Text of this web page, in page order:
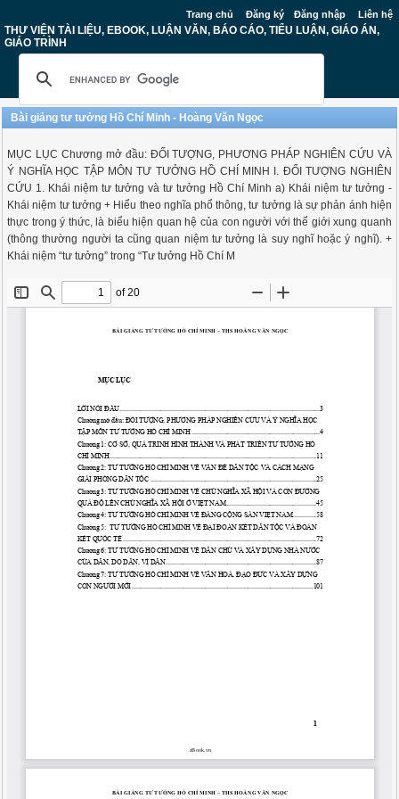
Trang chủ Đăng ký Đăng nhập Liên hệ
THƯ VIỆN TÀI LIỆU, EBOOK, LUẬN VĂN, BÁO CÁO, TIỂU LUẬN, GIÁO ÁN,
GIÁO TRÌNH
Bài giảng tư tưởng Hồ Chí Minh - Hoàng Văn Ngọc
MỤC LỤC Chương mở đầu: ĐỐI TƯỢNG, PHƯƠNG PHÁP NGHIÊN CỨU VÀ
Ý NGHĨA HỌC TẬP MÔN TƯ TƯỞNG HỒ CHÍ MINH I. ĐỐI TƯỢNG NGHIÊN
CỨU 1. Khái niệm tư tưởng và tư tưởng Hồ Chí Minh a) Khái niệm tư tưởng -
Khái niệm tư tưởng + Hiểu theo nghĩa phổ thông, tư tưởng là sự phản ánh hiện
thực trong ý thức, là biểu hiện quan hệ của con người với thế giới xung quanh
(thông thường người ta cũng quan niệm tư tưởng là suy nghĩ hoặc ý nghĩ). +
Khái niệm “tư tưởng” trong “Tư tưởng Hồ Chí M